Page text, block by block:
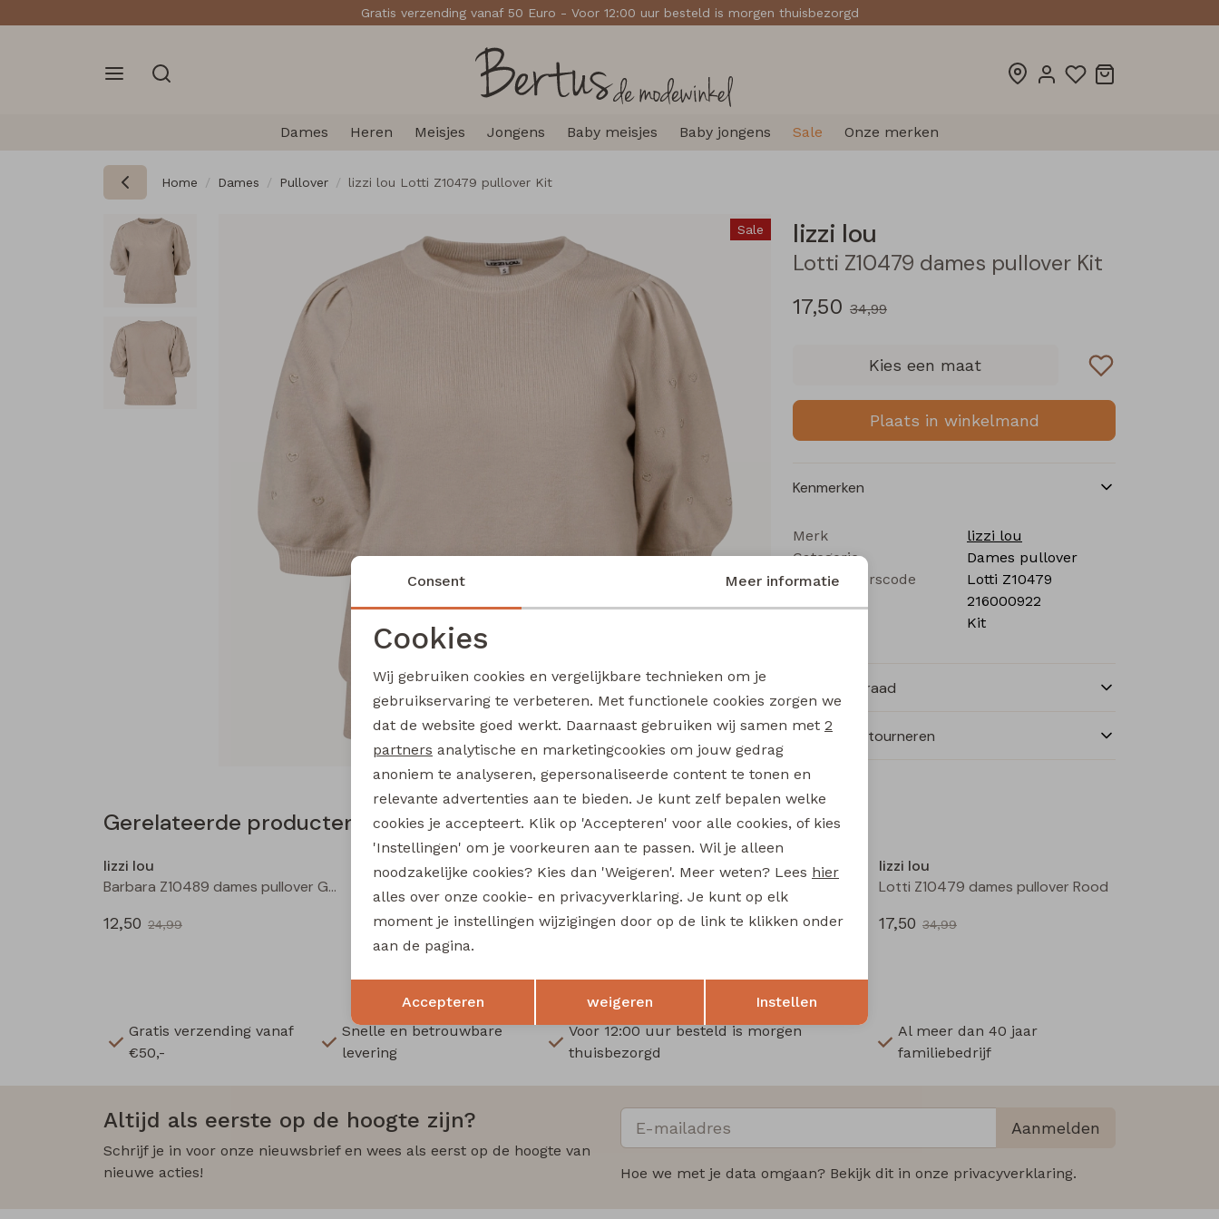
Gratis verzending vanaf 50 Euro - Voor 12:00 uur besteld is morgen thuisbezorgd
Dames Heren Meisjes Jongens Baby meisjes Baby jongens Sale Onze merken
Home Dames Pullover lizzi lou Lotti Z10479 pullover Kit
Sale lizzi lou
Lotti Z10479 dames pullover Kit
17,50 34,99
Kies een maat
Plaats in winkelmand
Kenmerken
Merk
lizzi lou
Categorie
Dames pullover
Leverancierscode
Lotti Z10479
216000922
Kit
Winkelvoorraad
Ruilen en retourneren
Gerelateerde producten
Sale
lizzi lou
Barbara Z10489 dames pullover Geel
12,50 24,99
Sale
lizzi lou
12,50 24,99
Sale
lizzi lou
12,50
24,99
lizzi lou
Lotti Z10479 dames pullover Rood
17,50 34,99
Gratis verzending vanaf
€50,-
Snelle en betrouwbare
levering
Voor 12:00 uur besteld is morgen
thuisbezorgd
Al meer dan 40 jaar
familiebedrijf
Altijd als eerste op de hoogte zijn?
Schrijf je in voor onze nieuwsbrief en wees als eerst op de hoogte van
nieuwe acties!
Aanmelden
Hoe we met je data omgaan? Bekijk dit in onze privacyverklaring.
Noodzakelijke cookies
Analytische cookies Marketing cookies
Terug Opslaan
Consent Meer informatie
Cookies
Wij gebruiken cookies en vergelijkbare technieken om je
gebruikservaring te verbeteren. Met functionele cookies zorgen we
dat de website goed werkt. Daarnaast gebruiken wij samen met 2
partners analytische en marketingcookies om jouw gedrag
anoniem te analyseren, gepersonaliseerde content te tonen en
relevante advertenties aan te bieden. Je kunt zelf bepalen welke
cookies je accepteert. Klik op 'Accepteren' voor alle cookies, of kies
'Instellingen' om je voorkeuren aan te passen. Wil je alleen
noodzakelijke cookies? Kies dan 'Weigeren'. Meer weten? Lees hier
alles over onze cookie- en privacyverklaring. Je kunt op elk
moment je instellingen wijzigingen door op de link te klikken onder
aan de pagina.
Accepteren weigeren Instellen